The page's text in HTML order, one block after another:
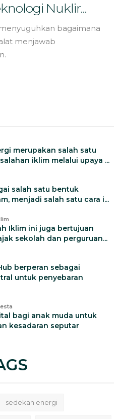
Nuklir...
bagaimana
menjawab
merupakan salah satu
iklim melalui upaya ...
salah satu bentuk
menjadi salah satu cara i...
Iklim ini juga bertujuan
sekolah dan perguruan...
berperan sebagai
untuk penyebaran
bagi anak muda untuk
kesadaran seputar
sedekah energi